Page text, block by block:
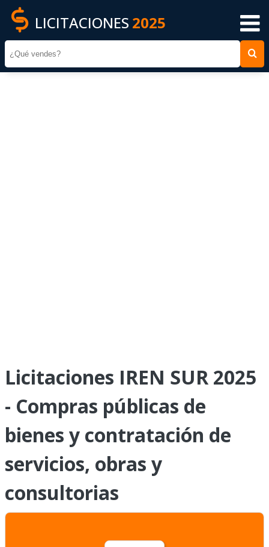
LICITACIONES 2025
Licitaciones IREN SUR 2025
- Compras públicas de
bienes y contratación de
servicios, obras y
consultorias